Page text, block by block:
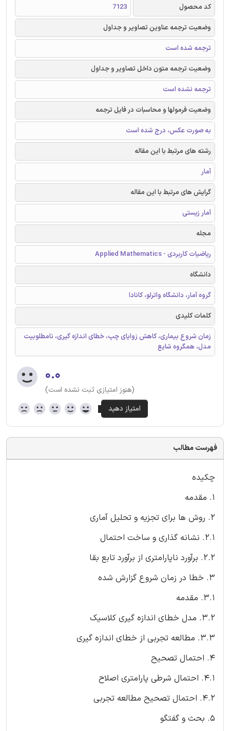
کد محصول
7123
وضعیت ترجمه عناوین تصاویر و جداول
ترجمه شده است
وضعیت ترجمه متون داخل تصاویر و جداول
ترجمه نشده است
وضعیت فرمولها و محاسبات در فایل ترجمه
به صورت عکس، درج شده است
رشته های مرتبط با این مقاله
آمار
گرایش های مرتبط با این مقاله
آمار زیستی
مجله
ریاضیات کاربردی - Applied Mathematics
دانشگاه
گروه آمار، دانشگاه واترلو، کانادا
کلمات کلیدی
زمان شروع بیماری، کاهش زوایای چپ، خطای اندازه گیری، نامطلوبیت
مدل، همگروه شایع
۰.۰
(هنوز امتیازی ثبت نشده است)
فهرست مطالب
چکیده
1. مقدمه
2. روش ها برای تجزیه و تحلیل آماری
2.1. نشانه گذاری و ساخت احتمال
2.2. برآورد ناپارامتری از برآورد تابع بقا
3. خطا در زمان شروع گزارش شده
3.1. مقدمه
3.2. مدل خطای اندازه گیری کلاسیک
3.3. مطالعه تجربی از خطای اندازه گیری
4. احتمال تصحیح
4.1. احتمال شرطی پارامتری اصلاح
4.2. احتمال تصحیح مطالعه تجربی
5. بحث و گفتگو